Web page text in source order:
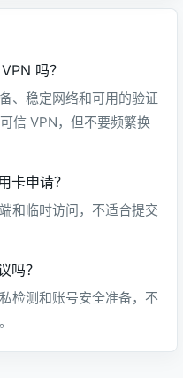
吗？
、稳定网络和可用的验证
信 VPN，但不要频繁换
卡申请？
和临时访问，不适合提交
吗？
检测和账号安全准备，不